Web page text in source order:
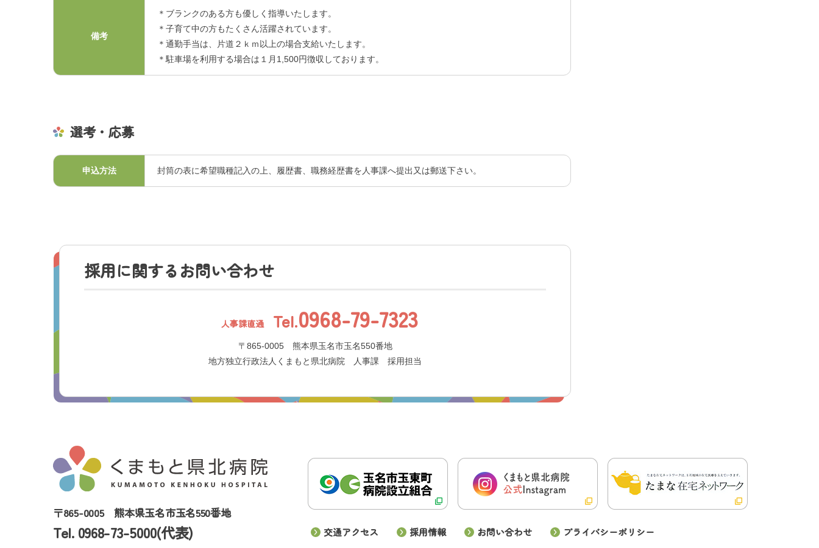
備考
＊ブランクのある方も優しく指導いたします。
＊子育て中の方もたくさん活躍されています。
＊通勤手当は、片道２ｋｍ以上の場合支給いたします。
＊駐車場を利用する場合は１月1,500円徴収しております。
選考・応募
申込方法 封筒の表に希望職種記入の上、履歴書、職務経歴書を人事課へ提出又は郵送下さい。
採用に関するお問い合わせ
人事課直通 Tel.0968-79-7323
〒865-0005 熊本県玉名市玉名550番地
地方独立行政法人くまもと県北病院 人事課 採用担当
〒865-0005 熊本県玉名市玉名550番地
Tel. 0968-73-5000(代表) 交通アクセス 採用情報 お問い合わせ
プライバシーポリシー